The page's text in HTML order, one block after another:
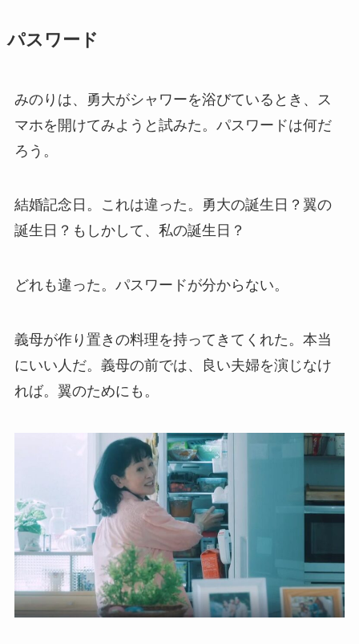
パスワード
みのりは、勇大がシャワーを浴びているとき、ス
マホを開けてみようと試みた。パスワードは何だ
ろう。
結婚記念日。これは違った。勇大の誕生日？翼の
誕生日？もしかして、私の誕生日？
どれも違った。パスワードが分からない。
義母が作り置きの料理を持ってきてくれた。本当
にいい人だ。義母の前では、良い夫婦を演じなけ
れば。翼のためにも。